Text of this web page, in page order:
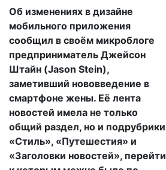
Об изменениях в дизайне
мобильного приложения
сообщил в своём микроблоге
предприниматель Джейсон
Штайн (Jason Stein),
заметивший нововведение в
смартфоне жены. Её лента
новостей имела не только
общий раздел, но и подрубрики
«Стиль», «Путешестия» и
«Заголовки новостей», перейти